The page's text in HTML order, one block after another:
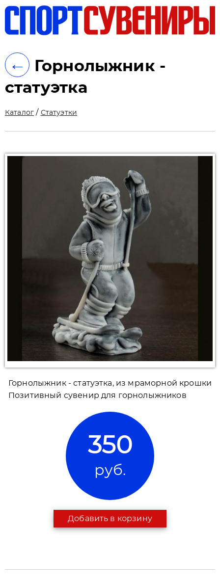
←
Горнолыжник -
статуэтка
Каталог / Статуэтки
Горнолыжник - статуэтка, из мраморной крошки
Позитивный сувенир для горнолыжников
350
руб.
Добавить в корзину